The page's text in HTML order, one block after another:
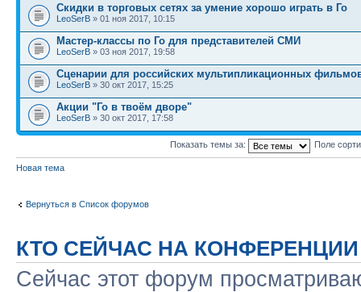
Скидки в торговых сетях за умение хорошо играть в Го
LeoSerB » 01 ноя 2017, 10:15
Мастер-классы по Го для представителей СМИ
LeoSerB » 03 ноя 2017, 19:58
Сценарии для российских мультипликационных
LeoSerB » 30 окт 2017, 15:25
Акции "Го в твоём дворе"
LeoSerB » 30 окт 2017, 17:58
Показать темы за: Поле
Новая тема
Вернуться в Список форумов
КТО СЕЙЧАС НА КОНФЕРЕНЦИИ
Сейчас этот форум